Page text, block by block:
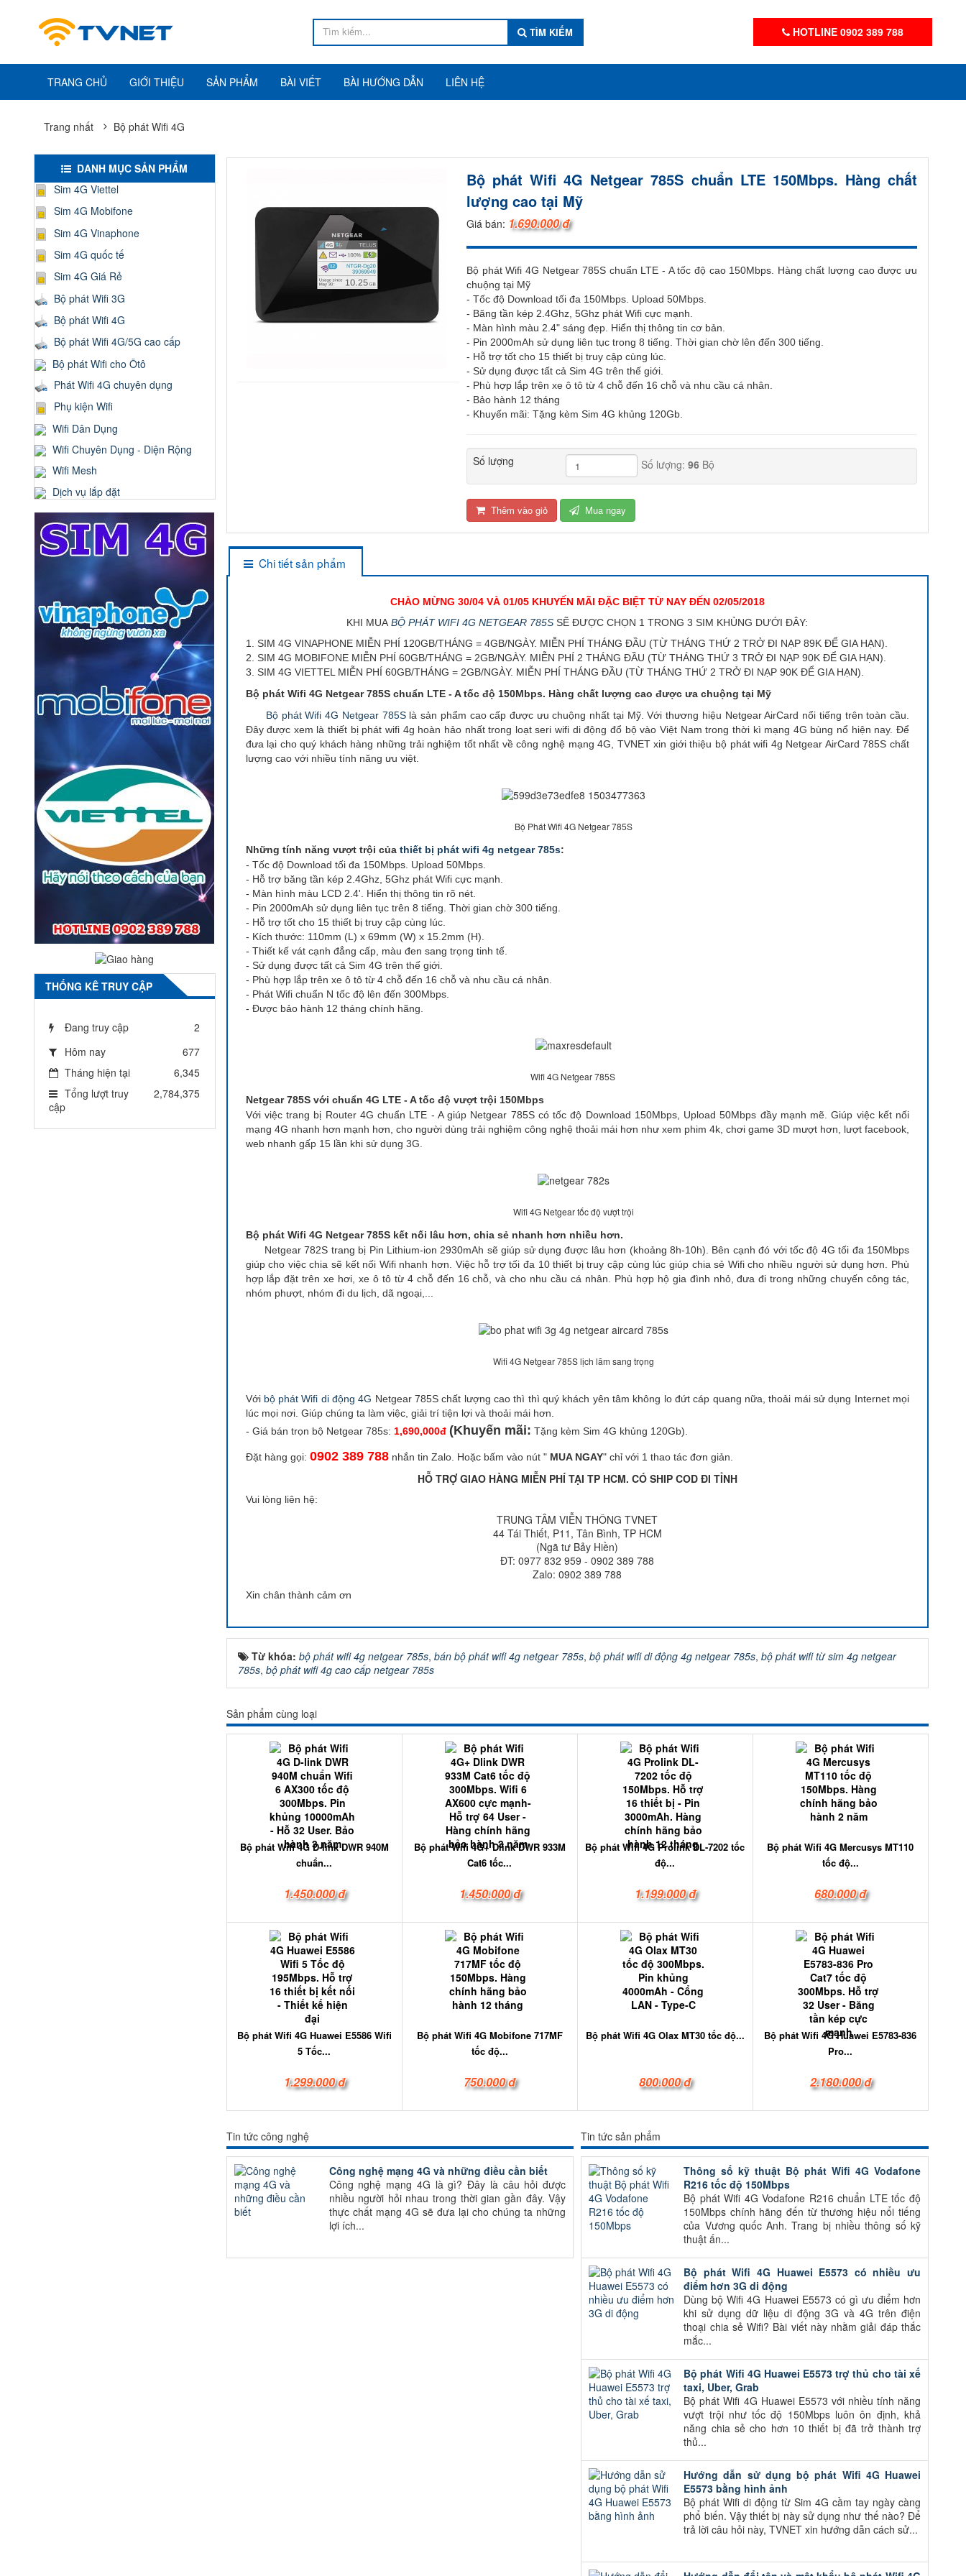
TÌM KIẾM HOTLINE 0902 389 788
TRANG CHỦ GIỚI THIỆU SẢN PHẨM BÀI VIẾT BÀI HƯỚNG DẪN LIÊN HỆ
Trang nhất Bộ phát Wifi 4G
Bộ phát Wifi 4G Netgear 785S chuẩn LTE 150Mbps. Hàng chất
lượng cao tại Mỹ
Giá bán: 1.690.000 đ
Bộ phát Wifi 4G Netgear 785S chuẩn LTE - A tốc độ cao 150Mbps. Hàng chất lượng cao được ưu
chuộng tại Mỹ
- Tốc độ Download tối đa 150Mbps. Upload 50Mbps.
- Băng tần kép 2.4Ghz, 5Ghz phát Wifi cực mạnh.
- Màn hình màu 2.4" sáng đẹp. Hiển thị thông tin cơ bản.
- Pin 2000mAh sử dụng liên tục trong 8 tiếng. Thời gian chờ lên đến 300 tiếng.
- Hỗ trợ tốt cho 15 thiết bị truy cập cùng lúc.
- Sử dụng được tất cả Sim 4G trên thế giới.
- Phù hợp lắp trên xe ô tô từ 4 chỗ đến 16 chỗ và nhu cầu cá nhân.
- Bảo hành 12 tháng
- Khuyến mãi: Tặng kèm Sim 4G khủng 120Gb.
Số lượng Số lượng: 96Bộ
Thêm vào giỏ Mua ngay
Chi tiết sản phẩm
CHÀO MỪNG 30/04 VÀ 01/05 KHUYẾN MÃI ĐẶC BIỆT TỪ NAY ĐẾN 02/05/2018
KHI MUABỘ PHÁT WIFI 4G NETGEAR 785S SẼ ĐƯỢC CHỌN 1 TRONG 3 SIM KHỦNG DƯỚI ĐÂY:
1. SIM 4G VINAPHONE MIỄN PHÍ 120GB/THÁNG = 4GB/NGÀY. MIỄN PHÍ THÁNG ĐẦU (TỪ THÁNG THỨ 2 TRỞ ĐI NẠP 89K ĐỂ GIA HẠN).
2. SIM 4G MOBIFONE MIỄN PHÍ 60GB/THÁNG = 2GB/NGÀY. MIỄN PHÍ 2 THÁNG ĐẦU (TỪ THÁNG THỨ 3 TRỞ ĐI NẠP 90K ĐỂ GIA HẠN).
3. SIM 4G VIETTEL MIỄN PHÍ 60GB/THÁNG = 2GB/NGÀY. MIỄN PHÍ THÁNG ĐẦU (TỪ THÁNG THỨ 2 TRỞ ĐI NẠP 90K ĐỂ GIA HẠN).
Bộ phát Wifi 4G Netgear 785S chuẩn LTE - A tốc độ 150Mbps. Hàng chất lượng cao được ưa chuộng tại Mỹ
Bộ phát Wifi 4G Netgear 785Slà sản phẩm cao cấp được ưu chuộng nhất tại Mỹ. Với thương hiệu Netgear AirCard nổi tiếng trên toàn cầu.
Đây được xem là thiết bị phát wifi 4g hoàn hảo nhất trong loạt seri wifi di động đổ bộ vào Việt Nam trong thời kì mạng 4G bùng nổ hiện nay. Để
đưa lại cho quý khách hàng những trải nghiệm tốt nhất về công nghệ mạng 4G, TVNET xin giới thiệu bộ phát wifi 4g Netgear AirCard 785S chất
lượng cao với nhiều tính năng ưu việt.
Bộ Phát Wifi 4G Netgear 785S
Những tính năng vượt trội của thiết bị phát wifi 4g netgear 785s:
- Tốc độ Download tối đa 150Mbps. Upload 50Mbps.
- Hỗ trợ băng tần kép 2.4Ghz, 5Ghz phát Wifi cực mạnh.
- Màn hình màu LCD 2.4'. Hiển thị thông tin rõ nét.
- Pin 2000mAh sử dụng liên tục trên 8 tiếng. Thời gian chờ 300 tiếng.
- Hỗ trợ tốt cho 15 thiết bị truy cập cùng lúc.
- Kích thước: 110mm (L) x 69mm (W) x 15.2mm (H).
- Thiết kế vát cạnh đẳng cấp, màu đen sang trọng tinh tế.
- Sử dụng được tất cả Sim 4G trên thế giới.
- Phù hợp lắp trên xe ô tô từ 4 chỗ đến 16 chỗ và nhu cầu cá nhân.
- Phát Wifi chuẩn N tốc độ lên đến 300Mbps.
- Được bảo hành 12 tháng chính hãng.
Wifi 4G Netgear 785S
Netgear 785S với chuẩn 4G LTE - A tốc độ vượt trội 150Mbps
Với việc trang bị Router 4G chuẩn LTE - A giúp Netgear 785S có tốc độ Download 150Mbps, Upload 50Mbps đầy mạnh mẽ. Giúp việc kết nối
mạng 4G nhanh hơn mạnh hơn, cho người dùng trải nghiệm công nghệ thoải mái hơn như xem phim 4k, chơi game 3D mượt hơn, lượt facebook,
web nhanh gấp 15 lần khi sử dụng 3G.
Wifi 4G Netgear tốc độ vượt trội
Bộ phát Wifi 4G Netgear 785S kết nối lâu hơn, chia sẻ nhanh hơn nhiều hơn.
Netgear 782S trang bị Pin Lithium-ion 2930mAh sẽ giúp sử dụng được lâu hơn (khoảng 8h-10h). Bên cạnh đó với tốc độ 4G tối đa 150Mbps
giúp cho việc chia sẽ kết nối Wifi nhanh hơn. Việc hỗ trợ tối đa 10 thiết bị truy cập cùng lúc giúp chia sẻ Wifi cho nhiều người sử dụng hơn. Phù
hợp lắp đặt trên xe hơi, xe ô tô từ 4 chỗ đến 16 chỗ, và cho nhu cầu cá nhân. Phù hợp hộ gia đình nhỏ, đưa đi trong những chuyến công tác,
nhóm phượt, nhóm đi du lịch, dã ngoại,...
Wifi 4G Netgear 785S lịch lãm sang trọng
Với bộ phát Wifi di động 4G Netgear 785S chất lượng cao thì thì quý khách yên tâm không lo đứt cáp quang nữa, thoải mái sử dụng Internet mọi
lúc mọi nơi. Giúp chúng ta làm việc, giải trí tiện lợi và thoải mái hơn.
- Giá bán trọn bộ Netgear 785s: 1,690,000đ (Khuyến mãi: Tặng kèm Sim 4G khủng 120Gb).
Đặt hàng gọi: 0902 389 788nhắn tin Zalo. Hoặc bấm vào nút " MUA NGAY" chỉ với 1 thao tác đơn giản.
HỖ TRỢ GIAO HÀNG MIỄN PHÍ TẠI TP HCM. CÓ SHIP COD ĐI TỈNH
Vui lòng liên hệ:
TRUNG TÂM VIỄN THÔNG TVNET
44 Tái Thiết, P11, Tân Bình, TP HCM
(Ngã tư Bảy Hiền)
ĐT: 0977 832 959 - 0902 389 788
Zalo: 0902 389 788
Xin chân thành cảm ơn
Từ khóa: bộ phát wifi 4g netgear 785s, bán bộ phát wifi 4g netgear 785s, bộ phát wifi di động 4g netgear 785s, bộ phát wifi từ sim 4g netgear
785s, bộ phát wifi 4g cao cấp netgear 785s
Sản phẩm cùng loại
Bộ phát Wifi 4G D-link DWR 940M
chuẩn...
1.450.000 đ
Bộ phát Wifi 4G+ Dlink DWR 933M
Cat6 tốc...
1.450.000 đ
Bộ phát Wifi 4G Prolink DL-7202 tốc
độ...
1.199.000 đ
Bộ phát Wifi 4G Mercusys MT110
tốc độ...
680.000 đ
Bộ phát Wifi 4G Huawei E5586 Wifi
5 Tốc...
1.299.000 đ
Bộ phát Wifi 4G Mobifone 717MF
tốc độ...
750.000 đ
Bộ phát Wifi 4G Olax MT30 tốc độ...
800.000 đ
Bộ phát Wifi 4G Huawei E5783-836
Pro...
2.180.000 đ
Tin tức công nghệ
Công nghệ mạng 4G và những điều cần biết
Công nghệ mạng 4G là gì? Đây là câu hỏi được
nhiều người hỏi nhau trong thời gian gần đây. Vậy
thực chất mạng 4G sẽ đưa lại cho chúng ta những
lợi ích...
Tin tức sản phẩm
Thông số kỹ thuật Bộ phát Wifi 4G Vodafone
R216 tốc độ 150Mbps
Bộ phát Wifi 4G Vodafone R216 chuẩn LTE tốc độ
150Mbps chính hãng đến từ thương hiệu nổi tiếng
của Vương quốc Anh. Trang bị nhiều thông số kỹ
thuật ấn...
Bộ phát Wifi 4G Huawei E5573 có nhiều ưu
điểm hơn 3G di động
Dùng bộ Wifi 4G Huawei E5573 có gì ưu điểm hơn
khi sử dụng dữ liệu di động 3G và 4G trên điện
thoại chia sẻ Wifi? Bài viết này nhằm giải đáp thắc
mắc...
Bộ phát Wifi 4G Huawei E5573 trợ thủ cho tài xế
taxi, Uber, Grab
Bộ phát Wifi 4G Huawei E5573 với nhiều tính năng
vượt trội như tốc độ 150Mbps luôn ôn định, khả
năng chia sẻ cho hơn 10 thiết bị đã trở thành trợ
thủ...
Hướng dẫn sử dụng bộ phát Wifi 4G Huawei
E5573 bằng hình ảnh
Bộ phát Wifi di động từ Sim 4G cầm tay ngày càng
phổ biến. Vậy thiết bị này sử dụng như thế nào? Để
trả lời câu hỏi này, TVNET xin hướng dẫn cách sử...
DANH MỤC SẢN PHẨM
Sim 4G Viettel
Sim 4G Mobifone
Sim 4G Vinaphone
Sim 4G quốc tế
Sim 4G Giá Rẻ
Bộ phát Wifi 3G
Bộ phát Wifi 4G
Bộ phát Wifi 4G/5G cao cấp
Bộ phát Wifi cho Ôtô
Phát Wifi 4G chuyên dụng
Phụ kiện Wifi
Wifi Dân Dụng
Wifi Chuyên Dụng - Diện Rộng
Wifi Mesh
Dịch vụ lắp đặt
THỐNG KÊ TRUY CẬP
Đang truy cập
2
Hôm nay
677
Tháng hiện tại
6,345
Tổng lượt truy
cập
2,784,375